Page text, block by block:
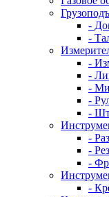
-
-
-
-
-
-
-
-
-
-
-